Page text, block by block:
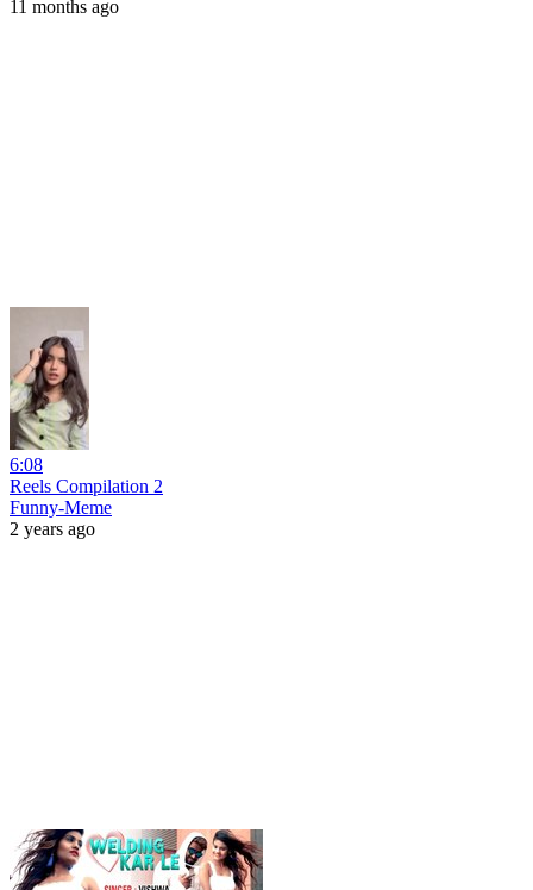
11 months ago
6:08
Reels Compilation 2
Funny-Meme
2 years ago